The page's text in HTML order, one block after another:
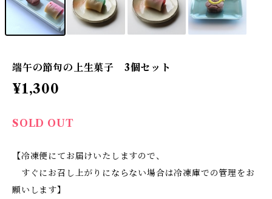
端午の節句の上生菓子 3個セット
¥1,300
SOLD OUT
【冷凍便にてお届けいたしますので、
すぐにお召し上がりにならない場合は冷凍庫での管理をお
願いします】